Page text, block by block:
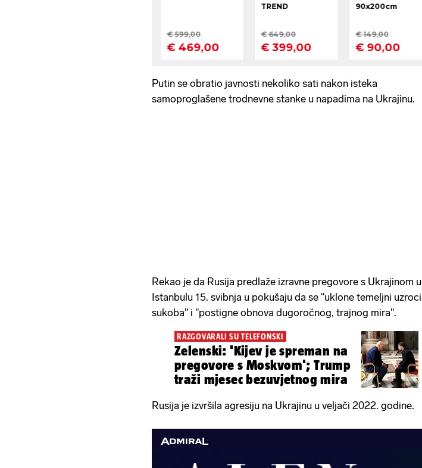
Putin se obratio javnosti nekoliko sati nakon isteka
samoproglašene trodnevne stanke u napadima na Ukrajinu.
Rekao je da Rusija predlaže izravne pregovore s Ukrajinom u
Istanbulu 15. svibnja u pokušaju da se "uklone temeljni uzroci
sukoba" i "postigne obnova dugoročnog, trajnog mira".
RAZGOVARALI SU TELEFONSKI
Zelenski: 'Kijev je spreman na
pregovore s Moskvom'; Trump
traži mjesec bezuvjetnog mira
Rusija je izvršila agresiju na Ukrajinu u veljači 2022. godine.